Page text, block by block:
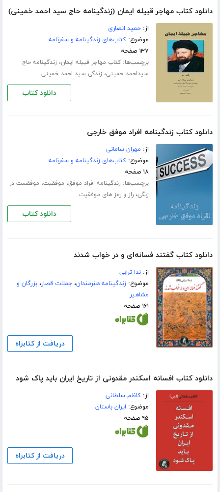
دانلود کتاب مهاجر قبیله ایمان (زندگینامه حاج سید احمد خمینی)
از:حمید انصاری
موضوع:کتاب‌های زندگینامه و سفرنامه
۱۳۷ صفحه
برچسب‌ها:کتاب مهاجر قبیله ایمان، زندگینامه حاج
سیداحمد خمینی، زندگی سید احمد خمینی
دانلود کتاب
دانلود کتاب زندگینامه افراد موفق خارجی
از: مهران سامانی
موضوع:کتاب‌های زندگینامه و سفرنامه
۱۸ صفحه
برچسب‌ها: زندگینامه افراد موفق، موفقیت، موفقست در
زنگی،راز و رمز های موفقیت
دانلود کتاب
دانلود کتاب گفتند فسانه‌ای و در خواب شدند
از:ندا ترابی
موضوع:زندگینامه هنرمندان،جملات قصار،بزرگان و
مشاهیر
۱۶۱ صفحه
دریافت از کتابراه
دانلود کتاب افسانه اسکندر مقدونی از تاریخ ایران باید پاک شود
از:کاظم سلطانی
موضوع: ایران باستان
۹۵ صفحه
دریافت از کتابراه